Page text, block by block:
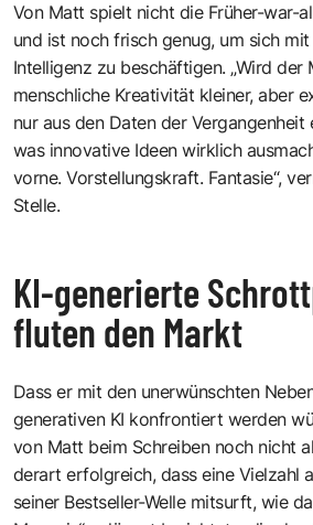
Von Matt spielt nicht die Früher-war-
und ist noch frisch genug, um sich
Intelligenz zu beschäftigen. „Wird der
menschliche Kreativität kleiner, aber
nur aus den Daten der
was innovative Ideen wirklich
vorne. Vorstellungskraft. Fantasie“,
Stelle.
KI-generierte
fluten den Markt
Dass er mit den unerwünschten
generativen KI konfrontiert werden
von Matt beim Schreiben noch nicht
derart erfolgreich, dass eine Vielzahl
seiner Bestseller-Welle mitsurft, wie